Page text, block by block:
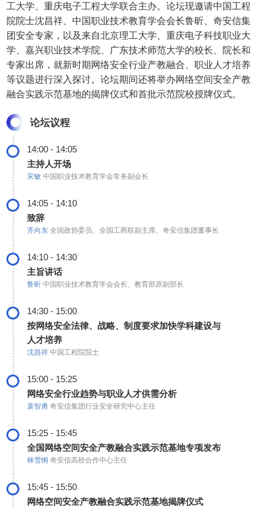
工大学、重庆电子工程大学联合主办。论坛现邀请中国工程
院院士沈昌祥、中国职业技术教育学会会长鲁昕、奇安信集
团安全专家，以及来自北京理工大学、重庆电子科技职业大
学、嘉兴职业技术学院、
广东技术师范大学的校长 、院长和
专家出席，就新时期网络安全行业产教融合、职业人才培养
等议题进行深入探讨。论坛期间还将举办网络空间安全产教
融合实践示范基地的揭牌仪式和首批示范院校授牌仪式。
论坛议程
14:00 - 14:05
主持人开场
宋敏中国职业技术教育学会常务副会长
14:05 - 14:10
致辞
齐向东全国政协委员、全国工商联副主席、奇安信集团董事长
14:10 - 14:30
主旨讲话
鲁昕中国职业技术教育学会会长、教育部原副部长
14:30 - 15:00
按网络安全法律、战略、制度要求加快学科建设与
人才培养
沈昌祥中国工程院院士
15:00 - 15:25
网络安全行业趋势与职业人才供需分析
裴智勇 奇安信集团行业安全研究中心主任
15:25 - 15:45
全国网络空间安全产教融合实践示范基地专项发布
林雪纲 奇安信高校合作中心主任
15:45 - 15:50
网络空间安全产教融合实践示范基地揭牌仪式